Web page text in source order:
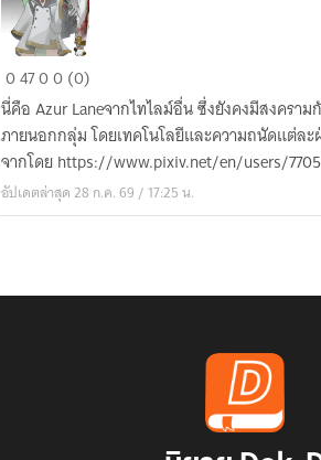
Azur
Lane:
Past
04700 (0)
นี่คือ Azur Laneจากไทไลม์อื่น ซึ่งยังคงมีสงครา
ภายนอกกลุ่ม โดยเทคโนโลยีและความถนัดแต่ล
จากโดย https://www.pixiv.net/en/users/
อัปเดตล่าสุด 28 ก.ค. 69 / 17:25 น.